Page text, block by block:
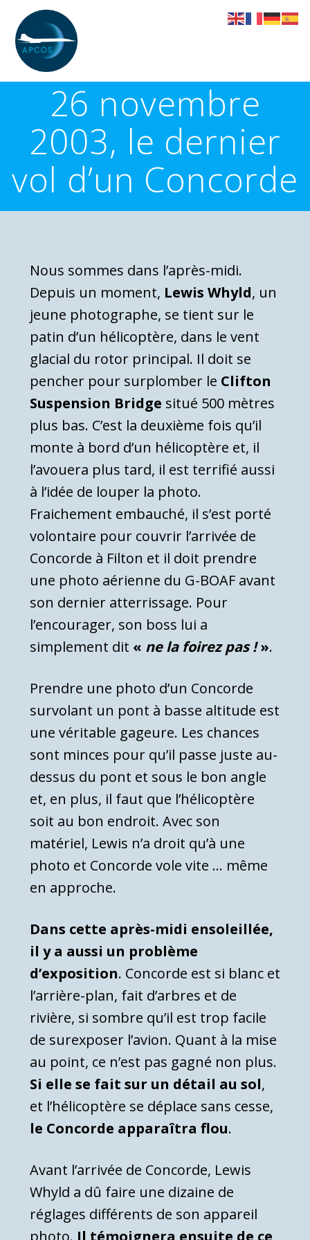
26 novembre
2003, le dernier
vol d’un Concorde
Nous sommes dans l’après-midi.
Depuis un moment, Lewis Whyld, un
jeune photographe, se tient sur le
patin d’un hélicoptère, dans le vent
glacial du rotor principal. Il doit se
pencher pour surplomber le Clifton
Suspension Bridge situé 500 mètres
plus bas. C’est la deuxième fois qu’il
monte à bord d’un hélicoptère et, il
l’avouera plus tard, il est terrifié aussi
à l’idée de louper la photo.
Fraichement embauché, il s’est porté
volontaire pour couvrir l’arrivée de
Concorde à Filton et il doit prendre
une photo aérienne du G-BOAF avant
son dernier atterrissage. Pour
l’encourager, son boss lui a
simplement dit « ne la foirez pas !».
Prendre une photo d’un Concorde
survolant un pont à basse altitude est
une véritable gageure. Les chances
sont minces pour qu’il passe juste au-
dessus du pont et sous le bon angle
et, en plus, il faut que l’hélicoptère
soit au bon endroit. Avec son
matériel, Lewis n’a droit qu’à une
photo et Concorde vole vite … même
en approche.
Dans cette après-midi ensoleillée,
il y a aussi un problème
d’exposition. Concorde est si blanc et
l’arrière-plan, fait d’arbres et de
rivière, si sombre qu’il est trop facile
de surexposer l’avion. Quant à la mise
au point, ce n’est pas gagné non plus.
Si elle se fait sur un détail au sol,
et l’hélicoptère se déplace sans cesse,
le Concorde apparaîtra flou.
Avant l’arrivée de Concorde, Lewis
Whyld a dû faire une dizaine de
réglages différents de son appareil
photo. Il témoignera ensuite de ce